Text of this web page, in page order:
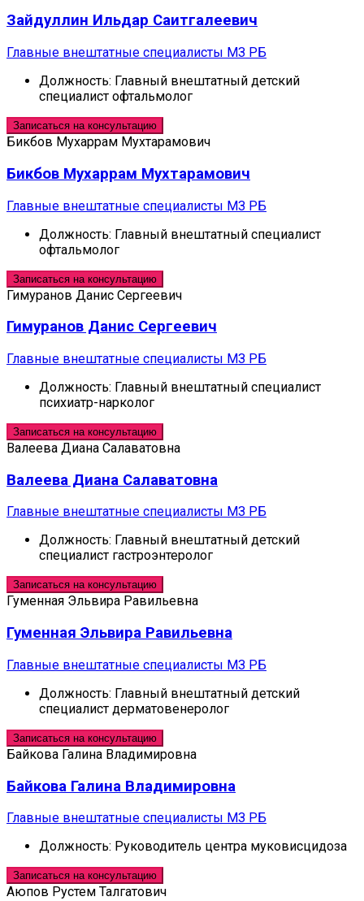
Зайдуллин Ильдар Саитгалеевич
Главные внештатные специалисты МЗ РБ
Должность: Главный внештатный детский
специалист офтальмолог
Записаться на консультацию
Бикбов Мухаррам Мухтарамович
Бикбов Мухаррам Мухтарамович
Главные внештатные специалисты МЗ РБ
Должность: Главный внештатный специалист
офтальмолог
Записаться на консультацию
Гимуранов Данис Сергеевич
Гимуранов Данис Сергеевич
Главные внештатные специалисты МЗ РБ
Должность: Главный внештатный специалист
психиатр-нарколог
Записаться на консультацию
Валеева Диана Салаватовна
Валеева Диана Салаватовна
Главные внештатные специалисты МЗ РБ
Должность: Главный внештатный детский
специалист гастроэнтеролог
Записаться на консультацию
Гуменная Эльвира Равильевна
Гуменная Эльвира Равильевна
Главные внештатные специалисты МЗ РБ
Должность: Главный внештатный детский
специалист дерматовенеролог
Записаться на консультацию
Байкова Галина Владимировна
Байкова Галина Владимировна
Главные внештатные специалисты МЗ РБ
Должность: Руководитель центра муковисцидоза
Записаться на консультацию
Аюпов Рустем Талгатович